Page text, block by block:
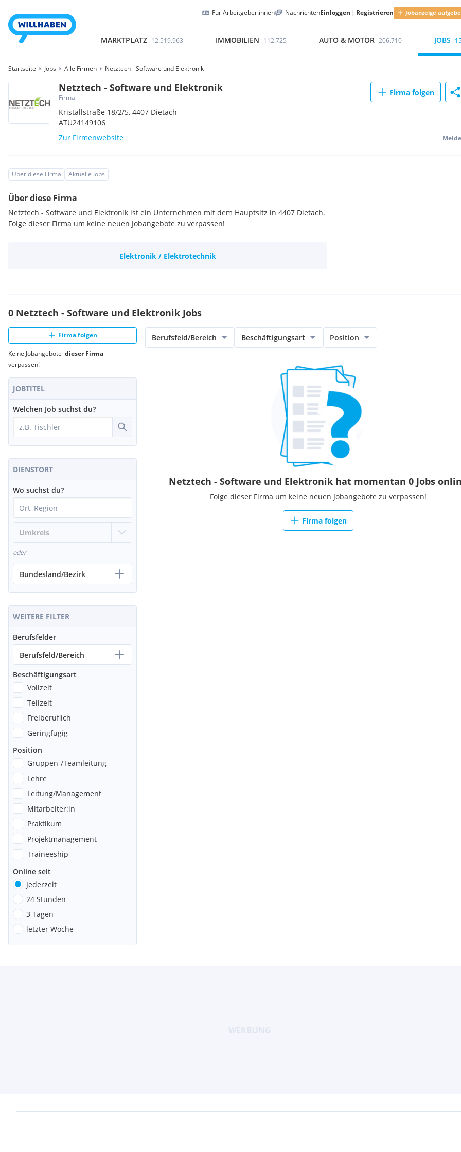
Für Arbeitgeber:innen NachrichtenEinloggen | Registrieren Jobanzeige
MARKTPLATZ 12.519.963 IMMOBILIEN 112.725 AUTO & MOTOR 206.710 JOBS
Startseite Jobs Alle Firmen Netztech - Software und Elektronik
Netztech - Software und Elektronik
Firma
Kristallstraße 18/2/5,4407 Dietach
ATU24149106
Zur Firmenwebsite
Firma folgen
Über diese Firma Aktuelle Jobs
Über diese Firma
Netztech - Software und Elektronik ist ein Unternehmen mit dem Hauptsitz in 4407 Dietach.
Folge dieser Firma um keine neuen Jobangebote zu verpassen!
Elektronik / Elektrotechnik
0 Netztech - Software und Elektronik Jobs
Firma folgen
Keine Jobangebote dieser Firma
verpassen!
JOBTITEL
Welchen Job suchst du?
DIENSTORT
Wo suchst du?
oder
Bundesland/Bezirk
WEITERE FILTER
Berufsfelder
Berufsfeld/Bereich
Beschäftigungsart
Vollzeit
Teilzeit
Freiberuflich
Geringfügig
Position
Gruppen-/Teamleitung
Lehre
Leitung/Management
Mitarbeiter:in
Praktikum
Projektmanagement
Traineeship
Online seit
Jederzeit
24 Stunden
3 Tagen
letzter Woche
Berufsfeld/Bereich Beschäftigungsart Position
Netztech - Software und Elektronik hat momentan 0 Jobs
Folge dieser Firma um keine neuen Jobangebote zu verpassen!
Firma folgen